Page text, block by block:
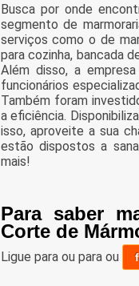
Busca por onde
segmento de
serviços como o de
para cozinha, bancada
Além disso, a
funcionários
Também foram
a eficiência.
isso, aproveite a sua
estão dispostos a
mais!
Para saber
Corte de
Ligue para ou para ou